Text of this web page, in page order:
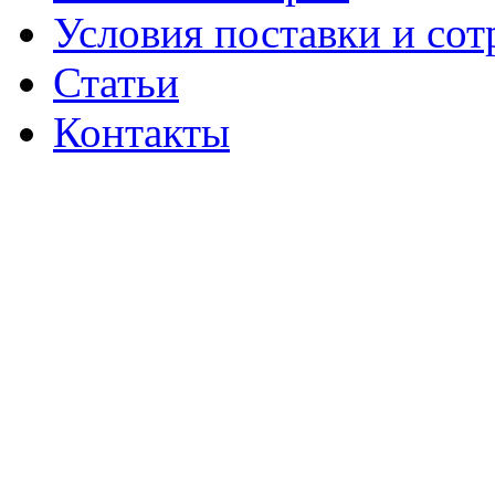
Условия поставки и
Статьи
Контакты